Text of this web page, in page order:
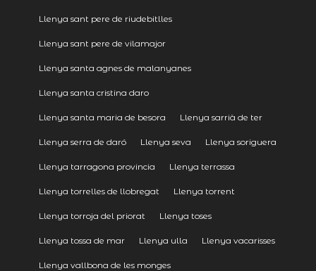
Llenya sant pere de riudebitlles
Llenya sant pere de vilamajor
Llenya santa agnes de malanyanes
Llenya santa cristina daro
Llenya santa maria de besora Llenya sarrià de ter
Llenya serra de daró Llenya seva Llenya soriguera
Llenya tarragona provincia Llenya terrassa
Llenya torrelles de llobregat Llenya torrent
Llenya torroja del priorat Llenya toses
Llenya tossa de mar Llenya ulla Llenya vacarisses
Llenya vallbona de les monges